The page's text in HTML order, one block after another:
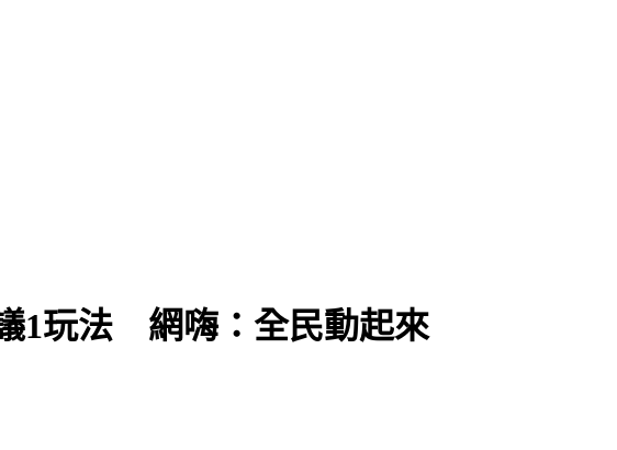
1玩法 網嗨：全民動起來